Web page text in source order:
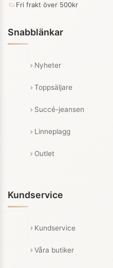
Fri frakt över 500kr
Snabblänkar
Nyheter
Toppsäljare
Succé-jeansen
Linneplagg
Outlet
Kundservice
Kundservice
Våra butiker